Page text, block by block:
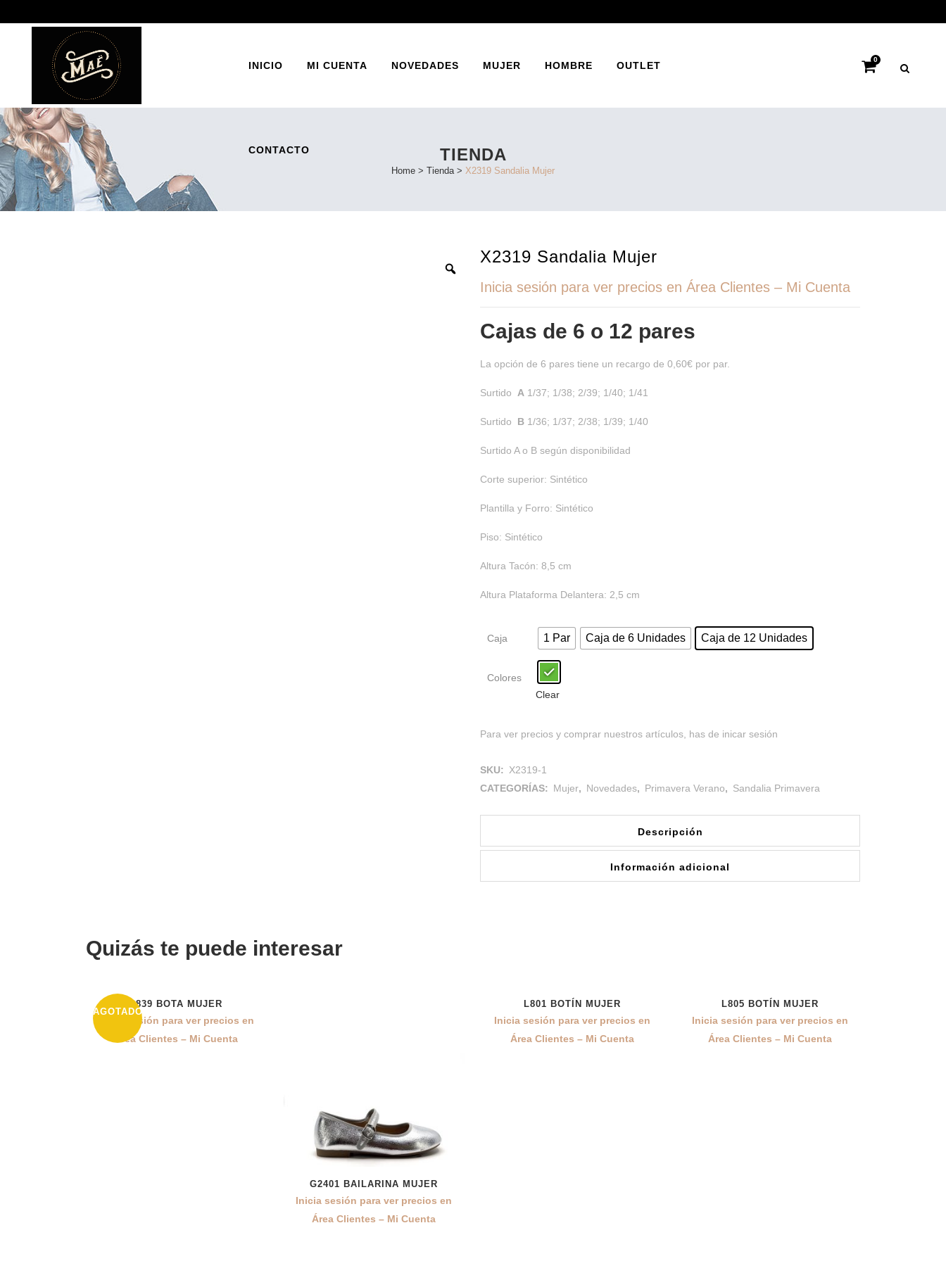
0
INICIO MI CUENTA NOVEDADES MUJER
BAILARINA
HOMBRE OUTLET
CONTACTO TIENDA
Home > Tienda> X2319 Sandalia Mujer
X2319 Sandalia Mujer
Inicia sesión para ver precios en Área Clientes – Mi Cuenta
Cajas de 6 o 12 pares
La opción de 6 pares tiene un recargo de 0,60€ por par.
Surtido A 1/37; 1/38; 2/39; 1/40; 1/41
Surtido B 1/36; 1/37; 2/38; 1/39; 1/40
Surtido A o B según disponibilidad
Corte superior: Sintético
Plantilla y Forro: Sintético
Piso: Sintético
Altura Tacón: 8,5 cm
Altura Plataforma Delantera: 2,5 cm
Caja 1 Par Caja de 6 Unidades Caja de 12 Unidades
Colores
Clear
Para ver precios y comprar nuestros artículos, has de inicar sesión
SKU: X2319-1
CATEGORÍAS: Mujer, Novedades, Primavera Verano, Sandalia Primavera
Descripción
Información adicional
Quizás te puede interesar
AGOTADO
L839 BOTA MUJER
Inicia sesión para ver precios en
Área Clientes – Mi Cuenta
G2401 BAILARINA MUJER
Inicia sesión para ver precios en
Área Clientes – Mi Cuenta
L801 BOTÍN MUJER
Inicia sesión para ver precios en
Área Clientes – Mi Cuenta
L805 BOTÍN MUJER
Inicia sesión para ver precios en
Área Clientes – Mi Cuenta